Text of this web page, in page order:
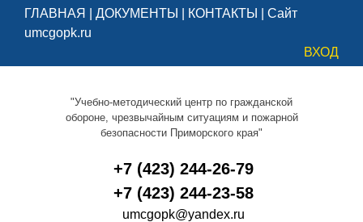
ГЛАВНАЯ ДОКУМЕНТЫ КОНТАКТЫ
Сайт
umcgopk.ru
ВХОД
"Учебно-методический центр по гражданской
обороне, чрезвычайным ситуациям и пожарной
безопасности Приморского края"
+7 (423) 244-26-79
+7 (423) 244-23-58
umcgopk@yandex.ru